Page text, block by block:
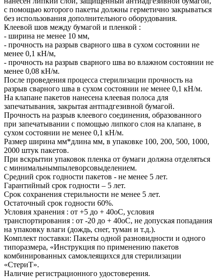
с помощью которого пакеты должны герметично закрываться
без использования дополнительного оборудования.
Клеевой шов между бумагой и пленкой :
- ширина не менее 10 мм,
- прочность на разрыв сварного шва в сухом состоянии не
менее 0,1 кН/м,
- прочность на разрыв сварного шва во влажном состоянии не
менее 0,08 кН/м.
После проведения процесса стерилизации прочность на
разрыв сварного шва в сухом состоянии не менее 0,1 кН/м.
На клапане пакетов нанесена клеевая полоса для
запечатывания, закрытая антпадгезивной бумагой.
Прочность на разрыв клеевого соединения, образованного
при запечатывании с помощью липкого слоя на клапане, в
сухом состоянии не менее 0,1 кН/м.
Размер ширина мм*длина мм, в упаковке 100, 200, 500, 1000,
2000 штук пакетов.
При вскрытии упаковок пленка от бумаги должна отделяться
с минимальнымпылеворсовыделением.
Средний срок годности пакетов - не менее 5 лет.
Гарантийный срок годности – 5 лет.
Срок сохранения стерильности не менее 5 лет.
Остаточный срок годности 60%.
Условия хранения : от +5 до + 40оС, условия
транспортирования : от -20 до + 40оС, не допуская попадания
на упаковку влаги (дождь, снег, туман и т.д.).
Комплект поставки: Пакеты одной разновидности и одного
типоразмера, «Инструкция по применению пакетов
комбинированных самоклеящихся для стерилизации
«СтериТ».
Наличие регистрационного удостоверения.